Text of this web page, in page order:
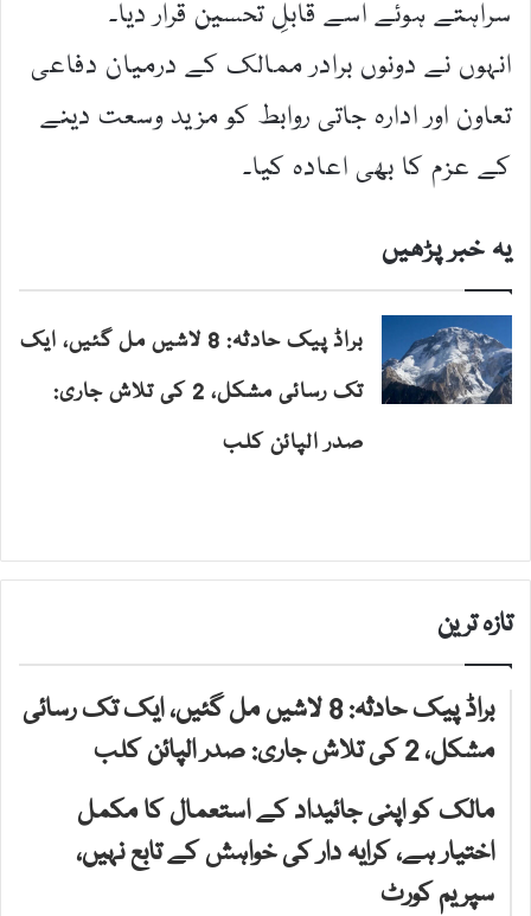
سراہتے ہوئے اسے قابلِ تحسین قرار دیا۔
انہوں نے دونوں برادر ممالک کے درمیان دفاعی
تعاون اور ادارہ جاتی روابط کو مزید وسعت دینے
کے عزم کا بھی اعادہ کیا۔
یہ خبر پڑھیں
براڈ پیک حادثہ: 8 لاشیں مل گئیں، ایک
تک رسائی مشکل، 2 کی تلاش جاری:
صدر الپائن کلب
تازہ ترین
براڈ پیک حادثہ: 8 لاشیں مل گئیں، ایک تک رسائی
مشکل، 2 کی تلاش جاری: صدر الپائن کلب
مالک کو اپنی جائیداد کے استعمال کا مکمل
اختیار ہے، کرایہ دار کی خواہش کے تابع نہیں،
سپریم کورٹ